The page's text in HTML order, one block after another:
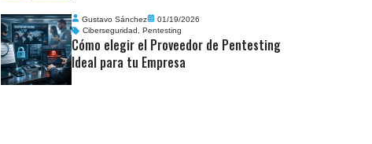
Gustavo Sánchez
01/19/2026
Ciberseguridad, Pentesting
Cómo elegir el Proveedor de Pentesting
Ideal para tu Empresa